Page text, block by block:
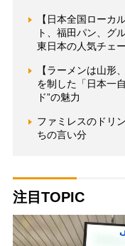
【日本全国ローカ
ト、福田パン、グ
東日本の人気チェ
【ラーメンは山形
を制した「日本一
ド”の魅力
ファミレスのドリ
ちの言い分
注目TOPIC